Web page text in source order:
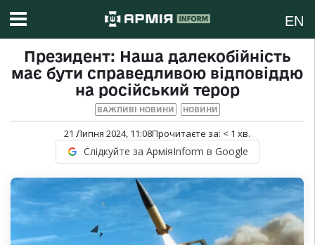
EN
Президент: Наша далекобійність
має бути справедливою відповіддю
на російський терор
ВАЖЛИВІ НОВИНИ НОВИНИ
21 Липня 2024, 11:08Прочитаєте за: < 1 хв.
Слідкуйте за АрміяInform в Google